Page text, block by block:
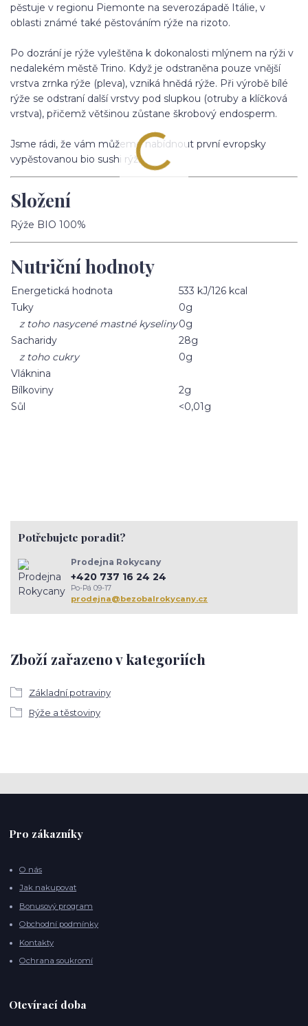
pěstuje v regionu Piemonte na severozápadě Itálie, v
oblasti známé také pěstováním rýže na rizoto.
Po dozrání je rýže vyleštěna k dokonalosti mlýnem na rýži v
nedalekém městě Trino. Když je odstraněna pouze vnější
vrstva zrnka rýže (pleva), vzniká hnědá rýže. Při výrobě bílé
rýže se odstraní další vrstvy pod slupkou (otruby a klíčková
vrstva), přičemž většinou zůstane škrobový endosperm.
Jsme rádi, že vám můžeme nabídnout první evropsky
vypěstovanou bio sushi rýži.
Složení
Rýže BIO 100%
Nutriční hodnoty
Energetická hodnota
533 kJ/126 kcal
Tuky
0g
z toho nasycené mastné kyseliny0g
Sacharidy
28g
z toho cukry
0g
Vláknina
Bílkoviny
2g
Sůl
<0,01g
Zboží zařazeno v kategoriích
Základní potraviny
Rýže a těstoviny
Potřebujete poradit?
Prodejna Rokycany
+420 737 16 24 24
Po-Pá 09-17
prodejna@bezobalrokycany.cz
Pro zákazníky
O nás
Jak nakupovat
Bonusový program
Obchodní podmínky
Kontakty
Ochrana soukromí
Otevírací doba